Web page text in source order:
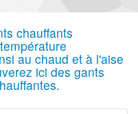
chauffants
au chaud et à l'aise
ici des gants